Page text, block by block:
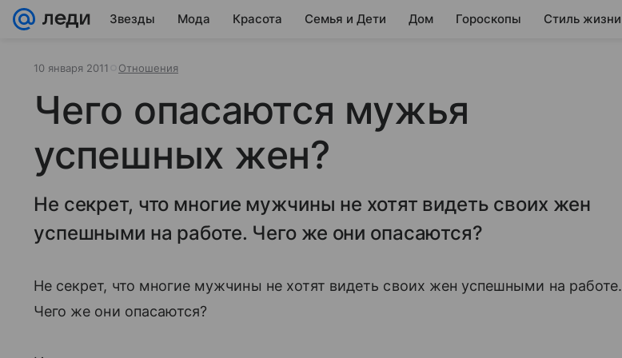
Звезды Мода Красота Семья и Дети Дом Гороскопы Стиль жизни
10 января 2011 Отношения
Чего опасаются мужья
успешных жен?
Не секрет, что многие мужчины не хотят видеть своих жен
успешными на работе. Чего же они опасаются?
Не секрет, что многие мужчины не хотят видеть своих жен успешными на работе.
Чего же они опасаются?